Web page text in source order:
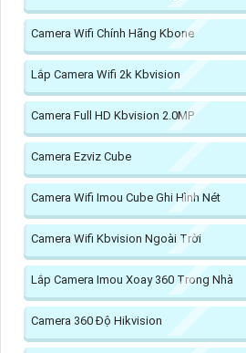
Camera Wifi Chính Hãng Kbone
Lắp Camera Wifi 2k Kbvision
Camera Full HD Kbvision 2.0MP
Camera Ezviz Cube
Camera Wifi Imou Cube Ghi Hình Nét
Camera Wifi Kbvision Ngoài Trời
Lắp Camera Imou Xoay 360 Trong Nhà
Camera 360 Độ Hikvision